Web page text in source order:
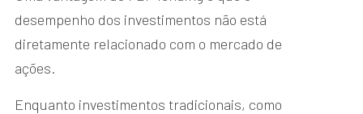
desempenho dos investimentos não está
diretamente relacionado com o mercado de
ações.
Enquanto investimentos tradicionais, como